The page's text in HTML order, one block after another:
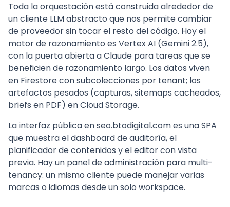
Toda la orquestación está construida alrededor de
un cliente LLM abstracto que nos permite cambiar
de proveedor sin tocar el resto del código. Hoy el
motor de razonamiento es Vertex AI (Gemini 2.5),
con la puerta abierta a Claude para tareas que se
beneficien de razonamiento largo. Los datos viven
en Firestore con subcolecciones por tenant; los
artefactos pesados (capturas, sitemaps cacheados,
briefs en PDF) en Cloud Storage.
La interfaz pública en seo.btodigital.com es una SPA
que muestra el dashboard de auditoría, el
planificador de contenidos y el editor con vista
previa. Hay un panel de administración para multi-
tenancy: un mismo cliente puede manejar varias
marcas o idiomas desde un solo workspace.